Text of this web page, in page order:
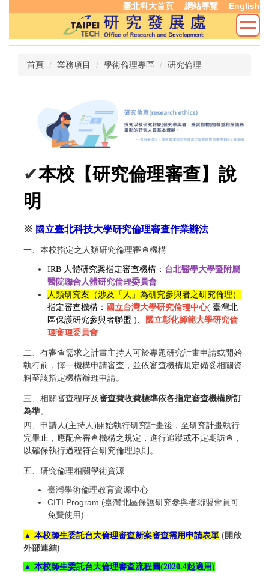
要
臺北科大首頁 網站導覽 English
首頁 業務項目 學術倫理專區 研究倫理
✔本校【研究倫理審查】說
明
※ 國立臺北科技大學研究倫理審查作業辦法
一、本校指定之人類研究倫理審查機構
IRB 人體研究案指定審查機構： 台北醫學大學暨附屬
醫院聯合人體研究倫理委員會
人類研究案（涉及「人」為研究參與者之研究倫理）
指定審查機構 ： 國立台灣大學研究倫理中心( 臺灣北
區保護研究參與者聯盟 )、
國立彰化師範大學研究倫
理審理委員會
二、有審查需求之計畫主持人可於專題研究計畫申請或開始
執行前，擇一機構申請審查，並依審查機構規定備妥相關資
料至該指定機構辦理申請。
三、相關審查程序及審查費收費標準依各指定審查機構所訂
為準。
四、申請人(主持人)開始執行研究計畫後，至研究計畫執行
完畢止，應配合審查機構之規定，進行追蹤或不定期訪查，
以確保執行過程符合研究倫理原則。
五、研究倫理相關學術資源
臺灣學術倫理教育資源中心
CITI Program (臺灣北區保護研究參與者聯盟會員可
免費使用)
▲ 本校師生委託台大倫理審查新案審查需用申請表單 (開啟
外部連結)
▲ 本校師生委託台大倫理審查流程圖(2020.4起適用)